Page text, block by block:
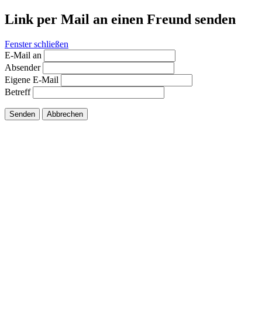
Link per Mail an einen Freund senden
Fenster schließen
E-Mail an
Absender
Eigene E-Mail
Betreff
Senden Abbrechen